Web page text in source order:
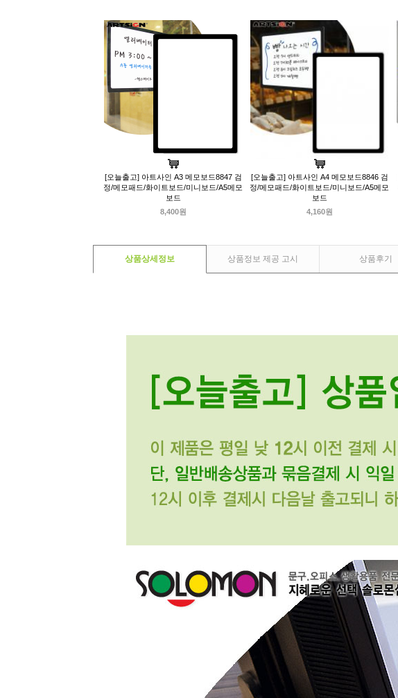
[오늘출고] 아트사인 A3 메모보드8847 검
정/메모패드/화이트보드/미니보드/A5메모
보드
8,400원
[오늘출고] 아트사인 A4 메모보드8846 검
정/메모패드/화이트보드/미니보드/A5메모
보드
4,160원
상품상세정보 상품정보 제공 고시 상품후기